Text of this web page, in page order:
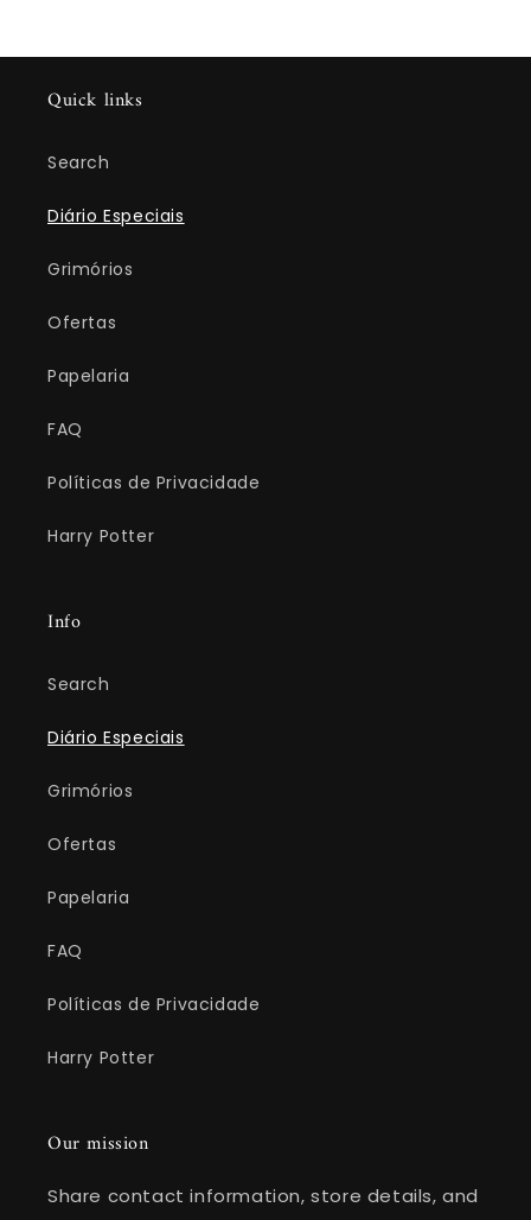
Quick links
Search
Diário Especiais
Grimórios
Ofertas
Papelaria
FAQ
Políticas de Privacidade
Harry Potter
Info
Search
Diário Especiais
Grimórios
Ofertas
Papelaria
FAQ
Políticas de Privacidade
Harry Potter
Our mission
Share contact information, store details, and